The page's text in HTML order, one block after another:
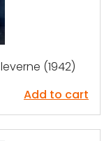
(1942)
Add to cart